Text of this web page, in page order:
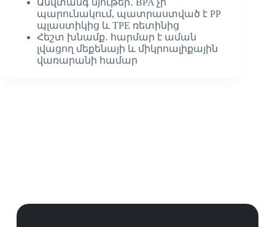
Անվտանգ նյութեր․ BPA չի
պարունակում, պատրաստված է PP
պլաստիկից և TPE ռետինից
Հեշտ խնամք․ հարմար է աման
լվացող մեքենայի և միկրոալիքային
վառարանի համար